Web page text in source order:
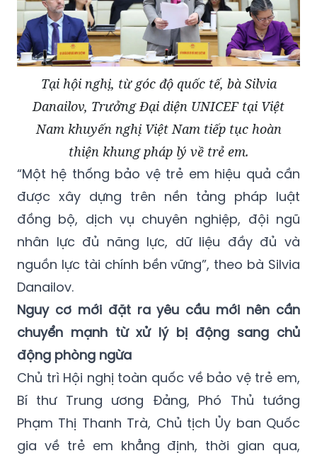
Tại hội nghị, từ góc độ quốc tế, bà Silvia
Danailov, Trưởng Đại diện UNICEF tại Việt
Nam khuyến nghị Việt Nam tiếp tục hoàn
thiện khung pháp lý về trẻ em.
“Một hệ thống bảo vệ trẻ em hiệu quả cần
được xây dựng trên nền tảng pháp luật
đồng bộ, dịch vụ chuyên nghiệp, đội ngũ
nhân lực đủ năng lực, dữ liệu đầy đủ và
nguồn lực tài chính bền vững”, theo bà Silvia
Danailov.
Nguy cơ mới đặt ra yêu cầu mới nên cần
chuyển mạnh từ xử lý bị động sang chủ
động phòng ngừa
Chủ trì Hội nghị toàn quốc về bảo vệ trẻ em,
Bí thư Trung ương Đảng, Phó Thủ tướng
Phạm Thị Thanh Trà, Chủ tịch Ủy ban Quốc
gia về trẻ em khẳng định, thời gian qua,